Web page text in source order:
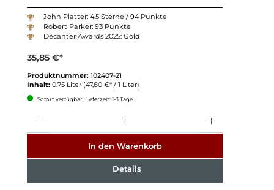
John Platter: 4.5 Sterne / 94 Punkte
Robert Parker: 93 Punkte
Decanter Awards 2025: Gold
35,85 €*
Produktnummer: 102407-21
Inhalt: 0.75 Liter (47,80 €* / 1 Liter)
Sofort verfügbar, Lieferzeit: 1-3 Tage
In den Warenkorb
Details